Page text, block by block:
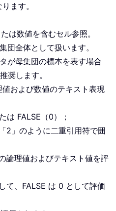
ます。
は数値を含むセル参照。
団全体として扱います。
が母集団の標本を表す場合
奨します。
および数値のテキスト表現
は FALSE（0）；
「2」のように二重引用符で囲
論理値およびテキスト値を評
て、FALSE は 0 として評価